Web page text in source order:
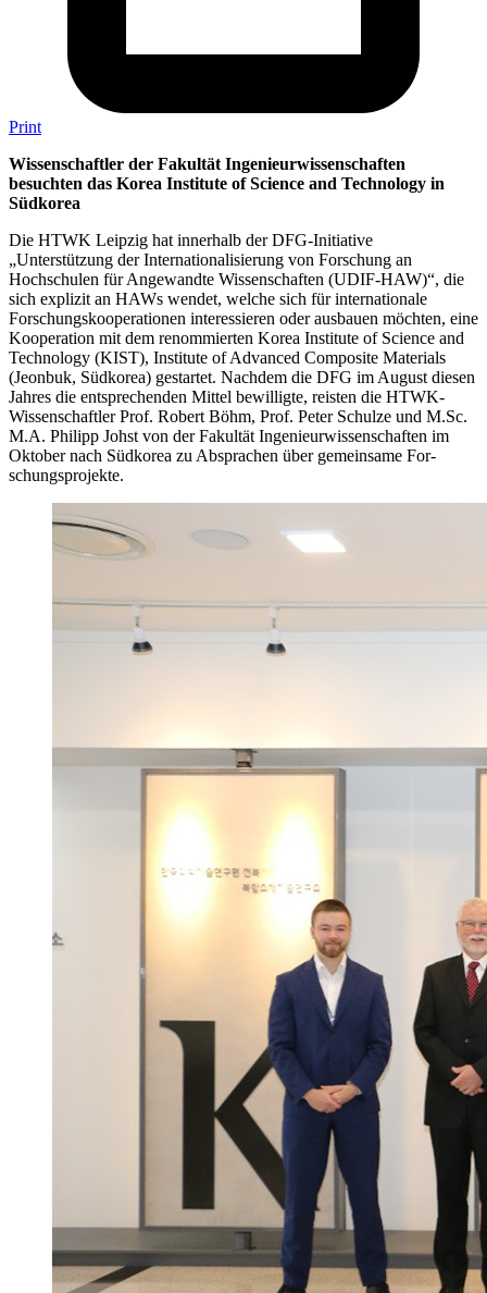
Print
Wissenschaftler der Fakultät Ingenieurwissenschaften
besuchten das Korea Institute of Science and Technology in
Südkorea
Die HTWK Leipzig hat innerhalb der DFG-Initiative
„Unterstützung der Internationalisierung von Forschung an
Hochschulen für Angewandte Wissenschaften (UDIF-HAW)“, die
sich explizit an HAWs wendet, welche sich für internationale
Forschungskooperationen interessieren oder ausbauen möch­ten, eine
Kooperation mit dem renommierten Korea Institute of Science and
Technology (KIST), Institute of Advanced Composite Materials
(Jeonbuk, Südkorea) gestartet. Nachdem die DFG im August diesen
Jahres die entsprechenden Mittel bewilligte, reisten die HTWK-
Wissenschaftler Prof. Robert Böhm, Prof. Peter Schulze und M.Sc.
M.A. Philipp Johst von der Fakultät Ingenieurwissenschaften im
Oktober nach Südkorea zu Absprachen über gemein­same For­
schungs­projekte.